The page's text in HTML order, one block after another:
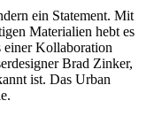
ein Statement. Mit
Materialien hebt es
einer Kollaboration
Brad Zinker,
ist. Das Urban